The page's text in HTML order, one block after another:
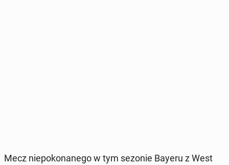
Mecz nie­po­ko­na­ne­go w tym sezonie Bayeru z West